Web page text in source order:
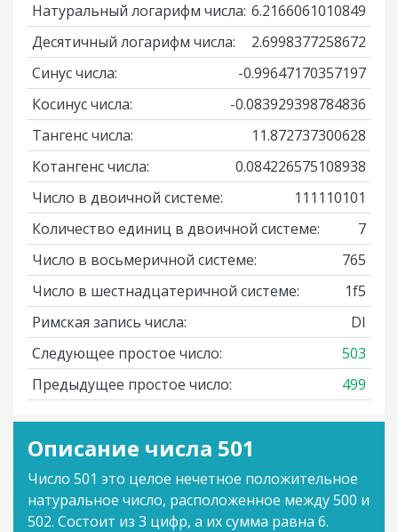
Натуральный логарифм числа: 6.2166061010849
Десятичный логарифм числа:
2.6998377258672
Синус числа:
-0.99647170357197
Косинус числа:
-0.083929398784836
Тангенс числа:
11.872737300628
Котангенс числа:
0.084226575108938
Число в двоичной системе:
111110101
Количество единиц в двоичной системе:
7
Число в восьмеричной системе:
765
Число в шестнадцатеричной системе:
1f5
Римская запись числа:
DI
Следующее простое число:
503
Предыдущее простое число:
499
Описание числа 501
Число 501 это целое нечетное положительное
натуральное число, расположенное между 500 и
502. Состоит из 3 цифр, а их сумма равна 6.